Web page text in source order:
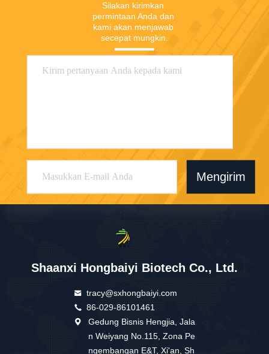
Silakan kirimkan
permintaan Anda dan
kami akan menjawab
secepat mungkin.
Mengirim
Shaanxi Hongbaiyi Biotech Co., Ltd.
tracy@sxhongbaiyi.com
86-029-86101461
Gedung Bisnis Hengjia, Jala
n Weiyang No.115, Zona Pe
ngembangan E&T, Xi'an, Sh